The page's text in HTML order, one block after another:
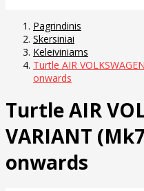
Pagrindinis
Skersiniai
Keleiviniams
Turtle AIR
onwards
Turtle AIR
VARIANT
onwards